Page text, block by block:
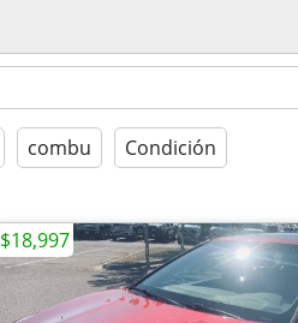
combu Condición
$18,997